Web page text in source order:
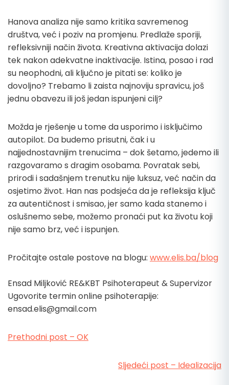
Hanova analiza nije samo kritika savremenog
društva, već i poziv na promjenu. Predlaže sporiji,
refleksivniji način života. Kreativna aktivacija dolazi
tek nakon adekvatne inaktivacije. Istina, posao i rad
su neophodni, ali ključno je pitati se: koliko je
dovoljno? Trebamo li zaista najnoviju spravicu, još
jednu obavezu ili još jedan ispunjeni cilj?
Možda je rješenje u tome da usporimo i isključimo
autopilot. Da budemo prisutni, čak i u
najjednostavnijim trenucima – dok šetamo, jedemo ili
razgovaramo s dragim osobama. Povratak sebi,
prirodi i sadašnjem trenutku nije luksuz, već način da
osjetimo život. Han nas podsjeća da je refleksija ključ
za autentičnost i smisao, jer samo kada stanemo i
oslušnemo sebe, možemo pronaći put ka životu koji
nije samo brz, već i ispunjen.
Pročitajte ostale postove na blogu: www.elis.ba/blog
Ensad Miljković RE&KBT Psihoterapeut & Supervizor
Ugovorite termin online psihoterapije:
ensad.elis@gmail.com
Prethodni post – OK
Sljedeći post – Idealizacija